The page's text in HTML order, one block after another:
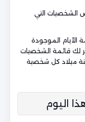
التي
الأيام الموجودة
لك قائمة الشخصيات
ميلاد كل شخصية
اليوم